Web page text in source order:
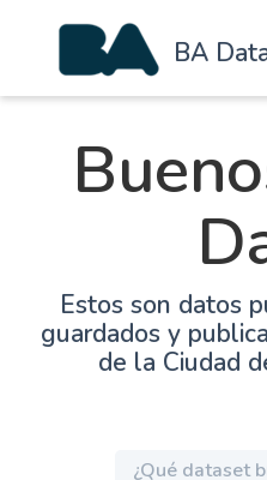
BA
Estos son datos
guardados y
de la Ciudad